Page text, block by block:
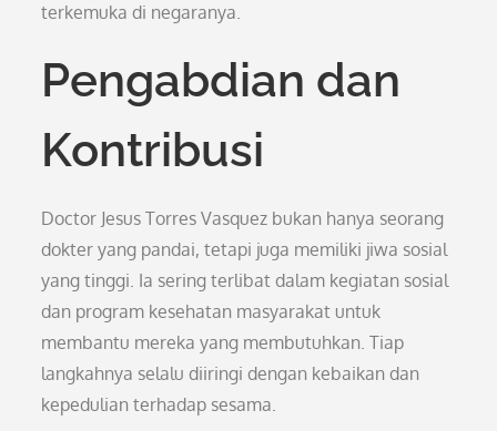
terkemuka di negaranya.
Pengabdian dan
Kontribusi
Doctor Jesus Torres Vasquez bukan hanya seorang
dokter yang pandai, tetapi juga memiliki jiwa sosial
yang tinggi. Ia sering terlibat dalam kegiatan sosial
dan program kesehatan masyarakat untuk
membantu mereka yang membutuhkan. Tiap
langkahnya selalu diiringi dengan kebaikan dan
kepedulian terhadap sesama.